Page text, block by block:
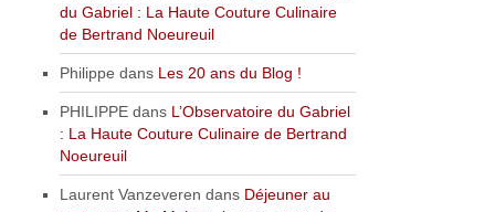
du Gabriel : La Haute Couture Culinaire
de Bertrand Noeureuil
Philippe dans Les 20 ans du Blog !
PHILIPPE dans L’Observatoire du Gabriel
: La Haute Couture Culinaire de Bertrand
Noeureuil
Laurent Vanzeveren dans Déjeuner au